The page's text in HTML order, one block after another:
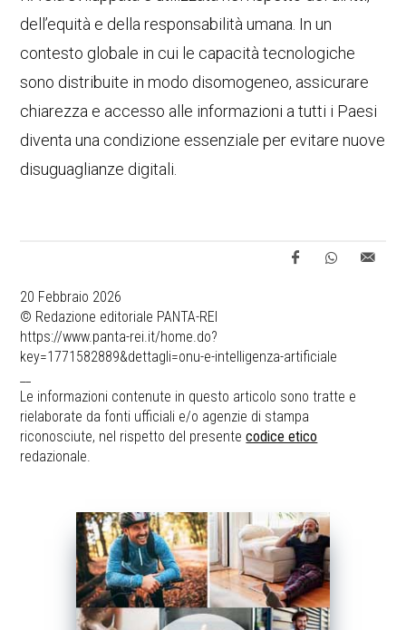
dell’equità e della responsabilità umana. In un
contesto globale in cui le capacità tecnologiche
sono distribuite in modo disomogeneo, assicurare
chiarezza e accesso alle informazioni a tutti i Paesi
diventa una condizione essenziale per evitare nuove
disuguaglianze digitali.
20 Febbraio 2026
© Redazione editoriale PANTA-REI
https://www.panta-rei.it/home.do?
key=1771582889&dettagli=onu-e-intelligenza-artificiale
Le informazioni contenute in questo articolo sono tratte e
rielaborate da fonti ufficiali e/o agenzie di stampa
riconosciute, nel rispetto del presentecodice etico
redazionale.